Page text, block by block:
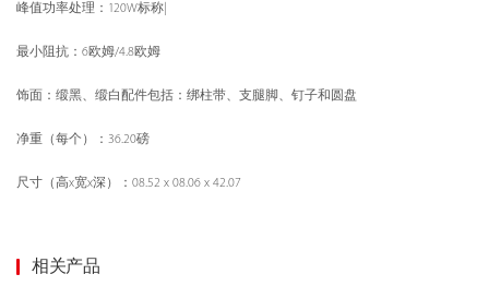
峰值功率处理：120W标称|
最小阻抗：6欧姆/4.8欧姆
饰面：缎黑、缎白配件包括：绑柱带、支腿脚、钉子和圆盘
净重（每个）：36.20磅
尺寸（高x宽x深）：08.52 x 08.06 x 42.07
相关产品